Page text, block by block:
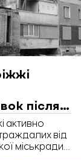
після
активно
від
міськради